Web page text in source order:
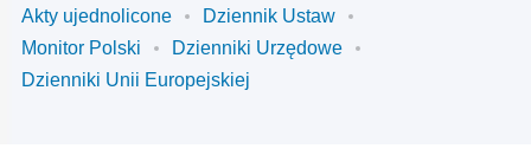
Akty ujednolicone
Dziennik Ustaw
Monitor Polski
Dzienniki Urzędowe
Dzienniki Unii Europejskiej